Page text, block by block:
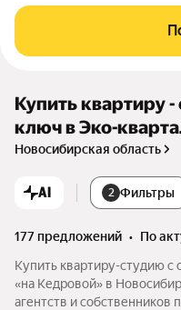
Купить квартиру
ключ в Эко-
Новосибирская область
AI 2 Фильтры
177 предложений •
по
Купить квартиру-студию с
«на Кедровой» в
агентств и собственников